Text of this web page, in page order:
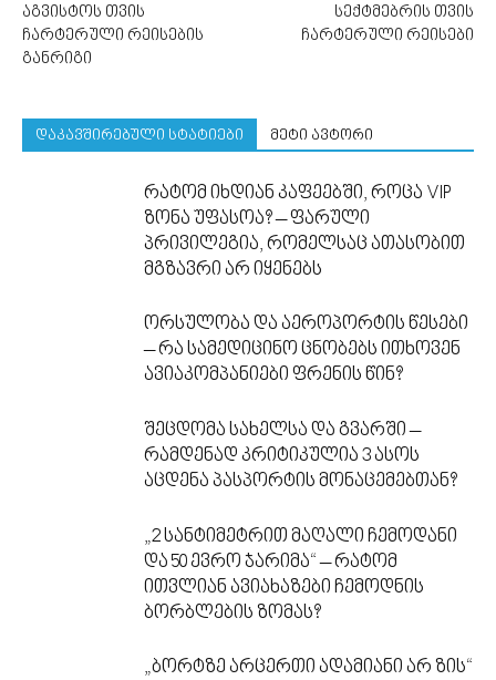
აგვისტოს თვის
ჩარტერული რეისების
განრიგი
სექტმებრის თვის
ჩარტერული რეისები
დაკავშირებული სტატიები მეტი ავტორი
რატომ იხდიან კაფეებში, როცა VIP
ზონა უფასოა? – ფარული
პრივილეგია, რომელსაც ათასობით
მგზავრი არ იყენებს
ორსულობა და აეროპორტის წესები
– რა სამედიცინო ცნობებს ითხოვენ
ავიაკომპანიები ფრენის წინ?
შეცდომა სახელსა და გვარში –
რამდენად კრიტიკულია 3 ასოს
აცდენა პასპორტის მონაცემებთან?
„2 სანტიმეტრით მაღალი ჩემოდანი
და 50 ევრო ჯარიმა“ – რატომ
ითვლიან ავიახაზები ჩემოდნის
ბორბლების ზომას?
„ბორტზე არცერთი ადამიანი არ ზის“